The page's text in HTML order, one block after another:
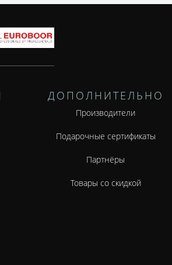
ДОПОЛНИТЕЛЬНО
Производители
Подарочные сертификаты
Партнёры
Товары со скидкой